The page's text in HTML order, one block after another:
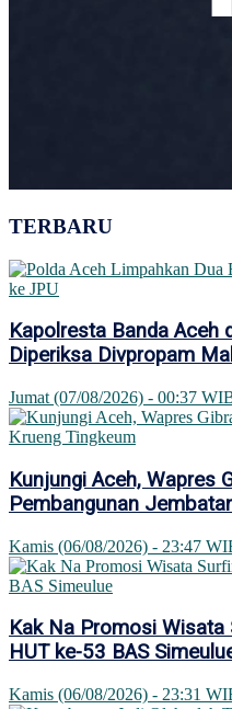
TERBARU
Kapolresta Banda Aceh
Diperiksa Divpropam
Jumat (07/08/2026) - 00:37
Kunjungi Aceh, Wapres
Pembangunan
Kamis (06/08/2026) - 23:47
Kak Na Promosi Wisata
HUT ke-53 BAS
Kamis (06/08/2026) - 23:31